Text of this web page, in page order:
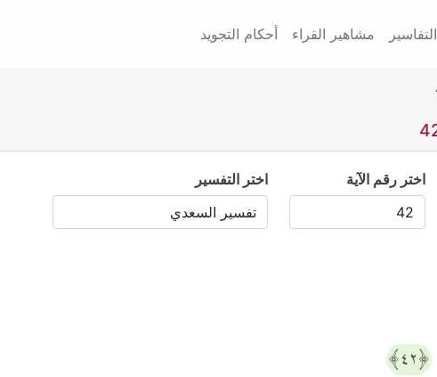
التفاسير مشاهير القراء أحكام التجويد
اختر رقم الآية اختر التفسير
﴿٤٢﴾